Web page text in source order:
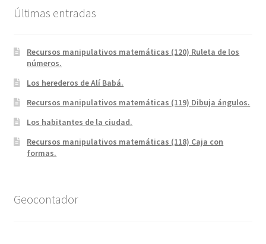
Últimas entradas
Recursos manipulativos matemáticas (120) Ruleta de los
números.
Los herederos de Alí Babá.
Recursos manipulativos matemáticas (119) Dibuja ángulos.
Los habitantes de la ciudad.
Recursos manipulativos matemáticas (118) Caja con
formas.
Geocontador